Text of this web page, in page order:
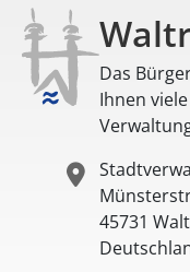
Das
Ihnen
45731